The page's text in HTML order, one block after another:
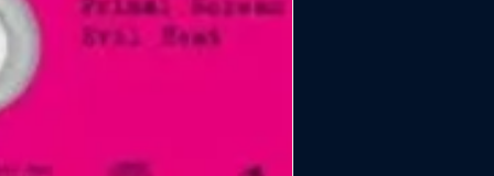
curatissimo, pronto a
sfumature emotive
un cantautore che non
di guardare oltre.